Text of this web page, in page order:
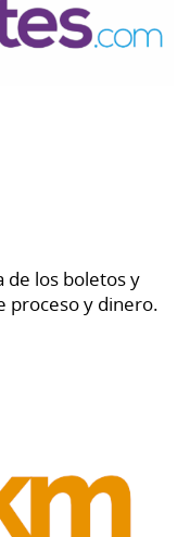
de los boletos y
proceso y dinero.